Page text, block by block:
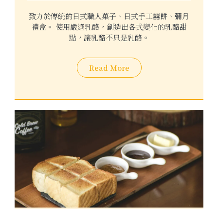
致力於傳統的日式職人菓子、日式手工囍餅、彌月
禮盒。 使用嚴選乳酪，創造出各式變化的乳酪甜
點，讓乳酪不只是乳酪。
Read More